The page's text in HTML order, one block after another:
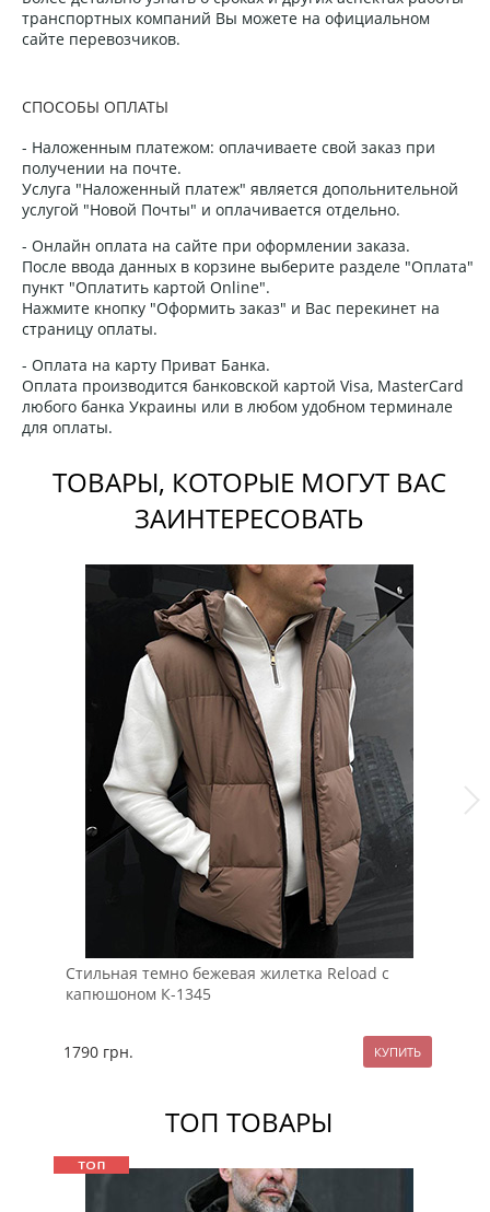
транспортных компаний Вы можете на официальном
сайте перевозчиков.
СПОСОБЫ ОПЛАТЫ
- Наложенным платежом: оплачиваете свой заказ при
получении на почте.
Услуга "Наложенный платеж" является допольнительной
услугой "Новой Почты" и оплачивается отдельно.
- Онлайн оплата на сайте при оформлении заказа.
После ввода данных в корзине выберите разделе "Оплата"
пункт "Оплатить картой Online".
Нажмите кнопку "Оформить заказ" и Вас перекинет на
страницу оплаты.
- Оплата на карту Приват Банка.
Оплата производится банковской картой Visa, MasterCard
любого банка Украины или в любом удобном терминале
для оплаты.
ТОВАРЫ, КОТОРЫЕ МОГУТ ВАС
ЗАИНТЕРЕСОВАТЬ
Стильная темно бежевая жилетка Reload с
капюшоном К-1345
1790 грн.
ТОП ТОВАРЫ